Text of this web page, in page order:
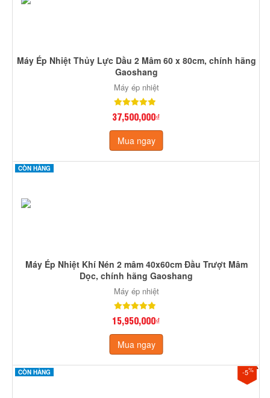
Máy Ép Nhiệt Thủy Lực Dầu 2 Mâm 60 x 80cm, chính hãng
Gaoshang
Máy ép nhiệt
37,500,000₫
Mua ngay
CÒN HÀNG
Máy Ép Nhiệt Khí Nén 2 mâm 40x60cm Đầu Trượt Mâm
Dọc, chính hãng Gaoshang
Máy ép nhiệt
15,950,000₫
Mua ngay
-5%
CÒN HÀNG